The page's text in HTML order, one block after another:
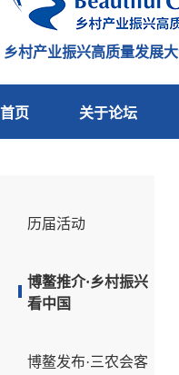
乡村产业振兴高质量发展
首页 关于论坛
历届活动
博鳌推介·乡村振兴
看中国
博鳌发布·三农会客